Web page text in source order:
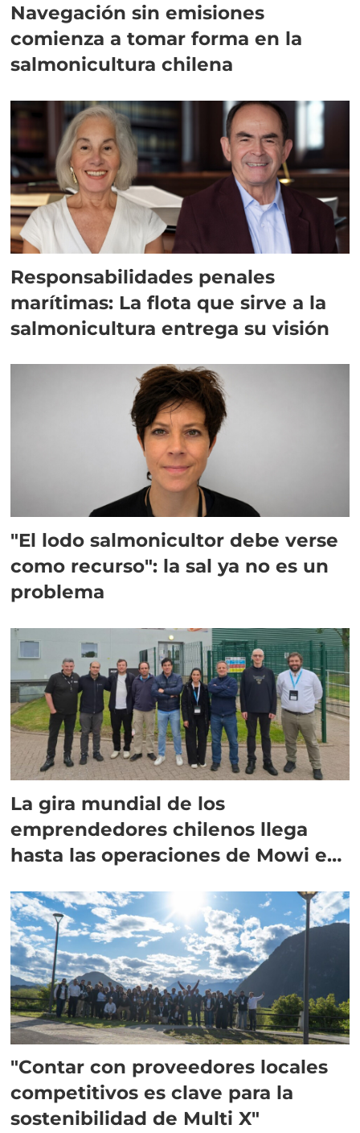
Navegación sin emisiones
comienza a tomar forma en la
salmonicultura chilena
Responsabilidades penales
marítimas: La flota que sirve a la
salmonicultura entrega su visión
"El lodo salmonicultor debe verse
como recurso": la sal ya no es un
problema
La gira mundial de los
emprendedores chilenos llega
hasta las operaciones de Mowi en
"Contar con proveedores locales
competitivos es clave para la
sostenibilidad de Multi X"